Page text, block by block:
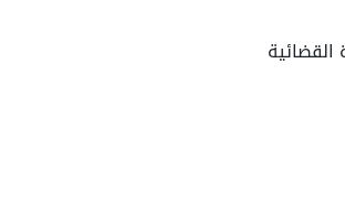
القضائية